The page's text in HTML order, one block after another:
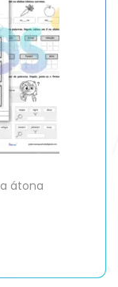
átona